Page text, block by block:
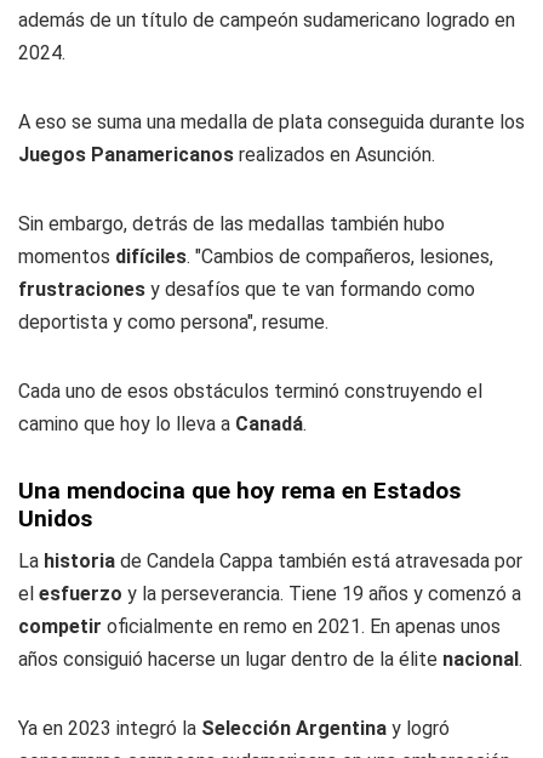
además de un título de campeón sudamericano logrado en
2024.
A eso se suma una medalla de plata conseguida durante los
Juegos Panamericanos realizados en Asunción.
Sin embargo, detrás de las medallas también hubo
momentos difíciles. "Cambios de compañeros, lesiones,
frustraciones y desafíos que te van formando como
deportista y como persona", resume.
Cada uno de esos obstáculos terminó construyendo el
camino que hoy lo lleva a Canadá.
Una mendocina que hoy rema en Estados
Unidos
La historia de Candela Cappa también está atravesada por
el esfuerzo y la perseverancia. Tiene 19 años y comenzó a
competir oficialmente en remo en 2021. En apenas unos
años consiguió hacerse un lugar dentro de la élite nacional.
Ya en 2023 integró la Selección Argentina y logró